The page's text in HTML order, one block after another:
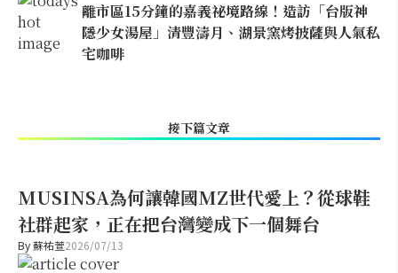
離市區15分鐘的嘉義祕境路線！造訪「台版神
隱少女湯屋」清豐濤月、湖景窯烤披薩與人氣私
宅咖啡
接下篇文章
MUSINSA為何讓韓國MZ世代愛上？從球鞋
社群起家，正在把台灣變成下一個舞台
By蘇祐萱2026/07/13